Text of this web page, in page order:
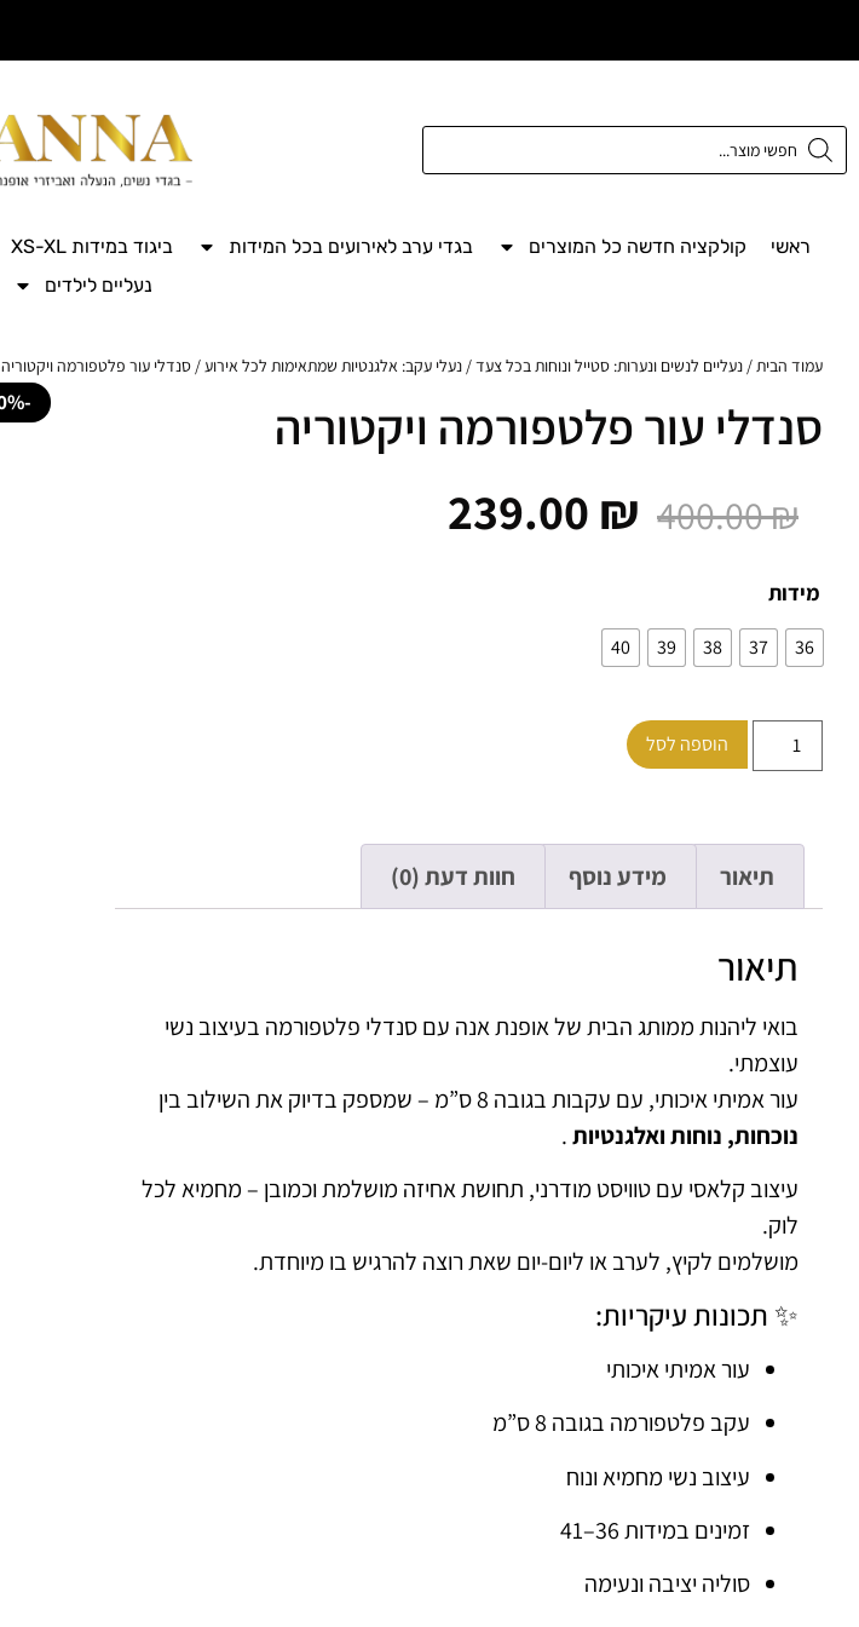
ראשי קולקציה חדשה כל המוצרים בגדי ערב לאירועים בכל המידות ביגוד במידות XS-XL
נעליים לילדים
עמוד הבית/ נעליים לנשים ונערות: סטייל ונוחות בכל צעד/ נעלי עקב: אלגנטיות שמתאימות לכל אירוע/ סנדלי עור פלטפורמה ויקטוריה
סנדלי עור פלטפורמה ויקטוריה
400.00₪
239.00 ₪
מידות
36
37
38
39
40
הוספה לסל
תיאור מידע נוסף חוות דעת (0)
תיאור
בואי ליהנות ממותג הבית של אופנת אנה עם סנדלי פלטפורמה בעיצוב נשי
עוצמתי.
עור אמיתי איכותי, עם עקבות בגובה 8 ס”מ – שמספק בדיוק את השילוב בין
נוכחות, נוחות ואלגנטיות.
עיצוב קלאסי עם טוויסט מודרני, תחושת אחיזה מושלמת וכמובן – מחמיא לכל
לוק.
מושלמים לקיץ, לערב או ליום-יום שאת רוצה להרגיש בו מיוחדת.
✨ תכונות עיקריות:
עור אמיתי איכותי
עקב פלטפורמה בגובה 8 ס”מ
עיצוב נשי מחמיא ונוח
זמינים במידות 36–41
סוליה יציבה ונעימה
-40%